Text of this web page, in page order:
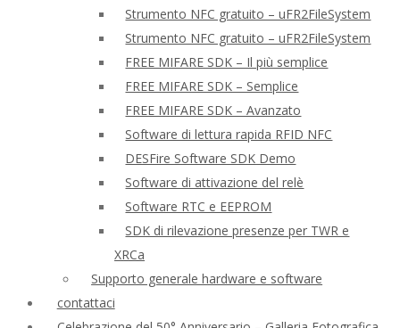
Strumento NFC gratuito – uFR2FileSystem
Strumento NFC gratuito – uFR2FileSystem
FREE MIFARE SDK – Il più semplice
FREE MIFARE SDK – Semplice
FREE MIFARE SDK – Avanzato
Software di lettura rapida RFID NFC
DESFire Software SDK Demo
Software di attivazione del relè
Software RTC e EEPROM
SDK di rilevazione presenze per TWR e
XRCa
Supporto generale hardware e software
contattaci